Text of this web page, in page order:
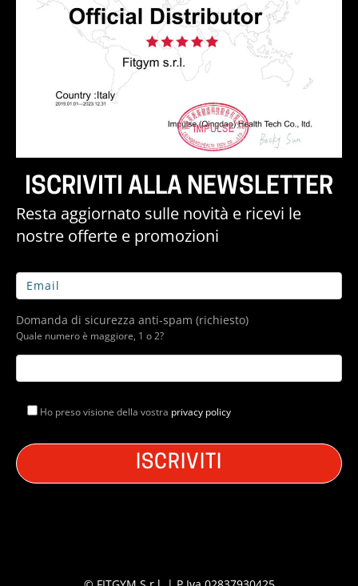
ISCRIVITI ALLA NEWSLETTER
Resta aggiornato sulle novità e ricevi le
nostre offerte e promozioni
Domanda di sicurezza anti-spam (richiesto)
Quale numero è maggiore, 1 o 2?
Ho preso visione della vostra privacy policy